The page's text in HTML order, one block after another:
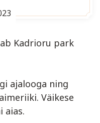
Kadrioru park
ajalooga ning
Väikese
aias.